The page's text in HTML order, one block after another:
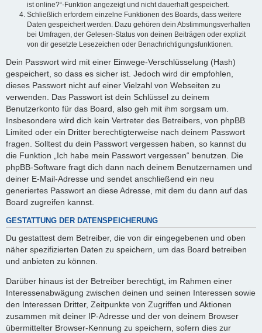
ist online?“-Funktion angezeigt und nicht dauerhaft gespeichert.
Schließlich erfordern einzelne Funktionen des Boards, dass weitere
Daten gespeichert werden. Dazu gehören dein Abstimmungsverhalten
bei Umfragen, der Gelesen-Status von deinen Beiträgen oder explizit
von dir gesetzte Lesezeichen oder Benachrichtigungsfunktionen.
Dein Passwort wird mit einer Einwege-Verschlüsselung (Hash)
gespeichert, so dass es sicher ist. Jedoch wird dir empfohlen,
dieses Passwort nicht auf einer Vielzahl von Webseiten zu
verwenden. Das Passwort ist dein Schlüssel zu deinem
Benutzerkonto für das Board, also geh mit ihm sorgsam um.
Insbesondere wird dich kein Vertreter des Betreibers, von phpBB
Limited oder ein Dritter berechtigterweise nach deinem Passwort
fragen. Solltest du dein Passwort vergessen haben, so kannst du
die Funktion „Ich habe mein Passwort vergessen“ benutzen. Die
phpBB-Software fragt dich dann nach deinem Benutzernamen und
deiner E-Mail-Adresse und sendet anschließend ein neu
generiertes Passwort an diese Adresse, mit dem du dann auf das
Board zugreifen kannst.
GESTATTUNG DER DATENSPEICHERUNG
Du gestattest dem Betreiber, die von dir eingegebenen und oben
näher spezifizierten Daten zu speichern, um das Board betreiben
und anbieten zu können.
Darüber hinaus ist der Betreiber berechtigt, im Rahmen einer
Interessenabwägung zwischen deinen und seinen Interessen sowie
den Interessen Dritter, Zeitpunkte von Zugriffen und Aktionen
zusammen mit deiner IP-Adresse und der von deinem Browser
übermittelter Browser-Kennung zu speichern, sofern dies zur